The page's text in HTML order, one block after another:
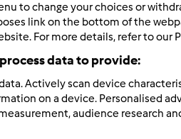
Fácil
to change your choices or
link on the bottom of the
For more details, refer to our
data to provide:
Actively scan device
on a device. Personalised
audience research